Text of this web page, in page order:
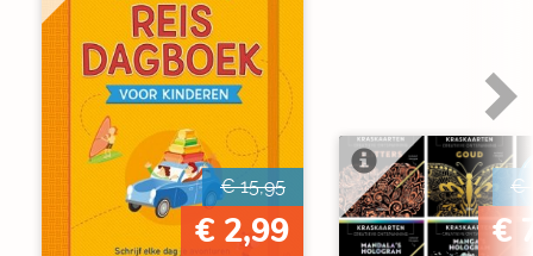
€ 15,95
€ 2,99
€
€